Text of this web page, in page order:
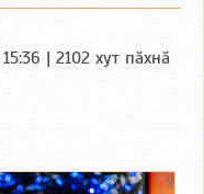
| 2102 хут пӑхнӑ